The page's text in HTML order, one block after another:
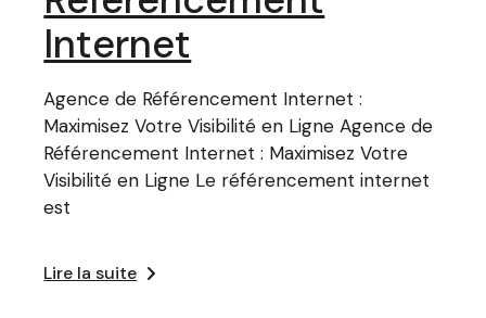
Internet
Agence de Référencement Internet :
Maximisez Votre Visibilité en Ligne Agence de
Référencement Internet : Maximisez Votre
Visibilité en Ligne Le référencement internet
est
Lire la suite